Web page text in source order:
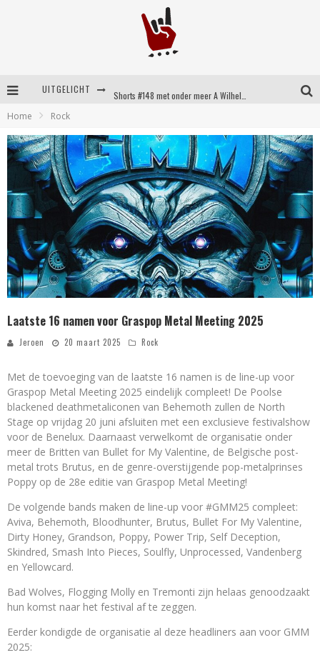
UITGELICHT
Shorts #149 met onder meer No Cure, Eva Under Fire, The Hu en Sleeping With Sirens
Home Rock
Laatste 16 namen voor Graspop Metal Meeting 2025
Jeroen 20 maart 2025 Rock
Met de toevoeging van de laatste 16 namen is de line-up voor
Graspop Metal Meeting 2025 eindelijk compleet! De Poolse
blackened deathmetaliconen van Behemoth zullen de North
Stage op vrijdag 20 juni afsluiten met een exclusieve festivalshow
voor de Benelux. Daarnaast verwelkomt de organisatie onder
meer de Britten van Bullet for My Valentine, de Belgische post-
metal trots Brutus, en de genre-overstijgende pop-metalprinses
Poppy op de 28e editie van Graspop Metal Meeting!
De volgende bands maken de line-up voor #GMM25 compleet:
Aviva, Behemoth, Bloodhunter, Brutus, Bullet For My Valentine,
Dirty Honey, Grandson, Poppy, Power Trip, Self Deception,
Skindred, Smash Into Pieces, Soulfly, Unprocessed, Vandenberg
en Yellowcard.
Bad Wolves, Flogging Molly en Tremonti zijn helaas genoodzaakt
hun komst naar het festival af te zeggen.
Eerder kondigde de organisatie al deze headliners aan voor GMM
2025: